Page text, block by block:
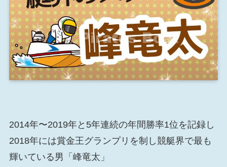
2014年〜2019年と5年連続の年間勝率1位を記録し
2018年には賞金王グランプリを制し競艇界で最も
輝いている男「峰竜太」